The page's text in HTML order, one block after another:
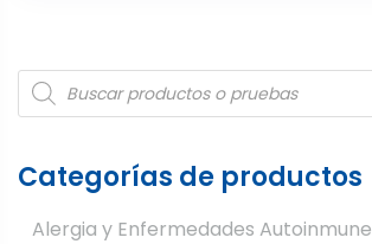
Products
search
Categorías de productos
Alergia y Enfermedades Autoinmune